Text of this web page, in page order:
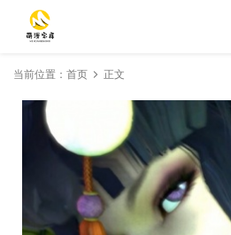
当前位置： 首页 正文